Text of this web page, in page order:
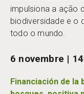
impulsiona a ação
biodiversidade e o
todo o mundo.
6 novembre |
Financiación de la